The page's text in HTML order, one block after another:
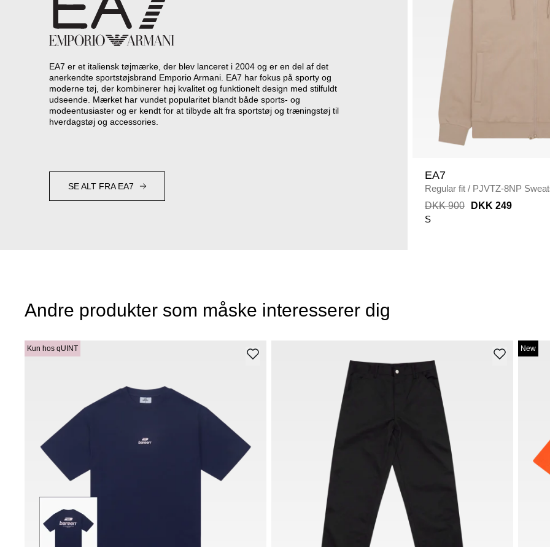
EA7 er et italiensk tøjmærke, der blev lanceret i 2004 og er en del af det
anerkendte sportstøjsbrand Emporio Armani. EA7 har fokus på sporty og
moderne tøj, der kombinerer høj kvalitet og funktionelt design med stilfuldt
udseende. Mærket har vundet popularitet blandt både sports- og
modeentusiaster og er kendt for at tilbyde alt fra sportstøj og træningstøj til
hverdagstøj og accessories.
SE ALT FRA EA7
EA7
Regular fit / PJVTZ-8NP
DKK 900
DKK 249
S
Andre produkter som måske interesserer dig
Kun hos qUINT New